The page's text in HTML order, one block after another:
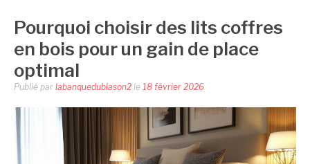
Pourquoi choisir des lits coffres
en bois pour un gain de place
optimal
Publié par labanquedublason2 le 18 février 2026